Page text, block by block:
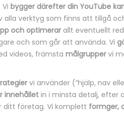
bygger därefter din YouTube
verktyg som finns att tillgå
och optimerar allt eventuellt
och som går att använda. Vi
videos, främsta målgrupper vi
vi använder (”hjälp, nav
innehålletin i minsta detalj, efter
ditt företag. Vi komplett formger,